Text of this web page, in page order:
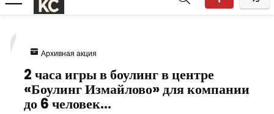
Архивная акция
2 часа игры в боулинг в центре
«Боулинг Измайлово» для компании
до 6 человек…